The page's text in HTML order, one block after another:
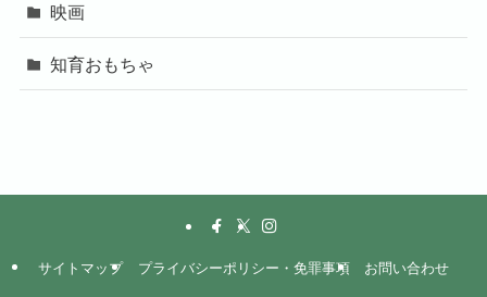
映画
知育おもちゃ
サイトマップ プライバシーポリシー・免罪事項 お問い合わせ